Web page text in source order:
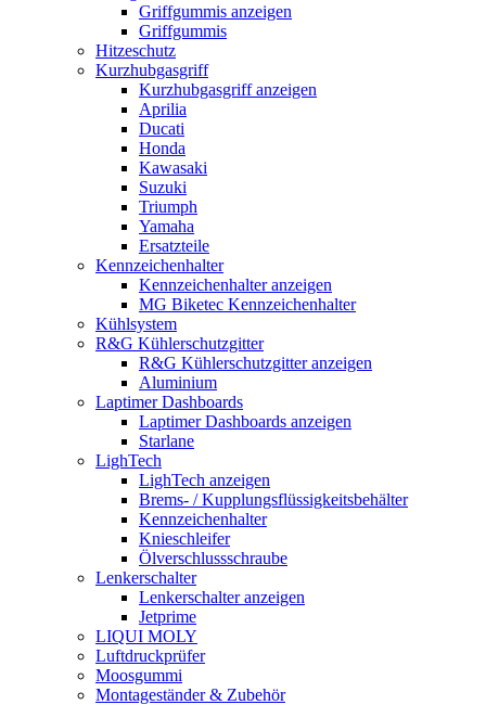
Griffgummis anzeigen
Griffgummis
Hitzeschutz
Kurzhubgasgriff
Kurzhubgasgriff anzeigen
Aprilia
Ducati
Honda
Kawasaki
Suzuki
Triumph
Yamaha
Ersatzteile
Kennzeichenhalter
Kennzeichenhalter anzeigen
MG Biketec Kennzeichenhalter
Kühlsystem
R&G Kühlerschutzgitter
R&G Kühlerschutzgitter anzeigen
Aluminium
Laptimer Dashboards
Laptimer Dashboards anzeigen
Starlane
LighTech
LighTech anzeigen
Brems- / Kupplungsflüssigkeitsbehälter
Kennzeichenhalter
Knieschleifer
Ölverschlussschraube
Lenkerschalter
Lenkerschalter anzeigen
Jetprime
LIQUI MOLY
Luftdruckprüfer
Moosgummi
Montageständer & Zubehör